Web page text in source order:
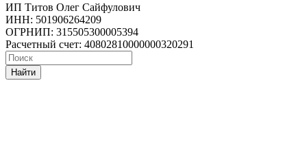
ИП Титов Олег Сайфулович
ИНН: 501906264209
ОГРНИП: 315505300005394
Расчетный счет: 40802810000000320291
Найти